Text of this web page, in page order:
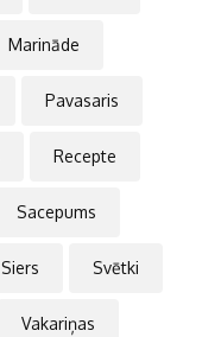
Marināde
Pavasaris
Recepte
Sacepums
Siers Svētki
Vakariņas